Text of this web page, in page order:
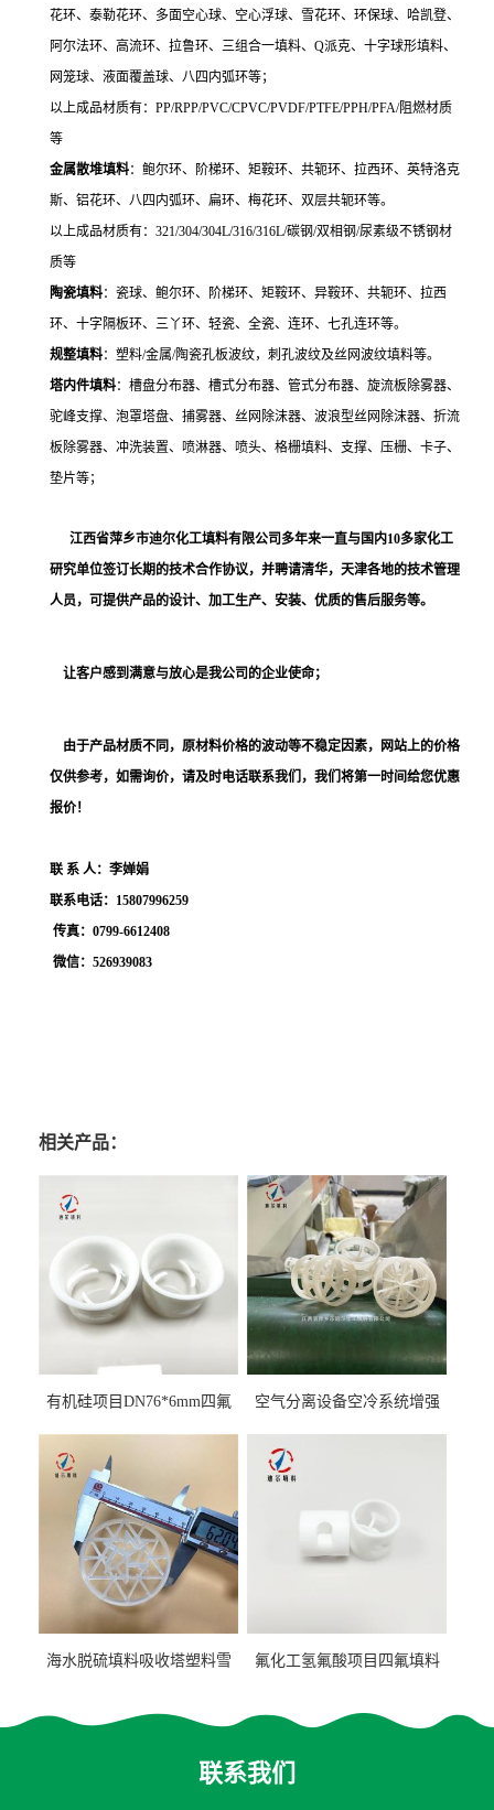
花环、 泰勒花环、 多面空心球、 空心浮球、雪花环、环保球、哈凯登、
阿尔法环、高流环、拉鲁环、三组合一填料、 Q派克、 十字球形填料、
网笼球、液面覆盖球、八四内弧环等；
以上成品材质有： PP/RPP/PVC/CPVC/PVDF/PTFE/PPH/PFA/阻燃材质
等
金属散堆填料：鲍尔环、阶梯环、矩鞍环、共轭环、拉西环、英特洛克
斯、铝花环、八四内弧环、扁环、梅花环、双层共轭环等。
以上成品材质有： 321/304/304L/316/316L/碳钢/双相钢/尿素级不锈钢材
质等
陶瓷填料： 瓷球、 鲍尔环、阶梯环、矩鞍环、异鞍环、共轭环、拉西
环、十字隔板环、三丫环、轻瓷、全瓷、连环、七孔连环等。
规整填料：塑料/金属/陶瓷孔板波纹，刺孔波纹及丝网波纹填料等。
塔内件填料：槽盘分布器、槽式分布器、管式分布器、旋流板除雾器、
驼峰支撑、泡罩塔盘、捕雾器、丝网除沫器、波浪型丝网除沫器、 折流
板除雾器、冲洗装置、喷淋器、喷头、 格栅填料、支撑、压栅、卡子、
垫片等；
江西省萍乡市迪尔化工填料有限公司多年来一直与国内10多家化工
研究单位签订长期的技术合作协议，并聘请清华，天津各地的技术管理
人员， 可提供产品的设计、加工生产、安装、优质的售后服务等。
让客户感到满意与放心是我公司的企业使命；
由于产品材质不同，原材料价格的波动等不稳定因素，网站上的价格
仅供参考，如需询价，请及时电话联系我们，我们将第一时间给您优惠
报价！
联 系 人：李婵娟
联系电话： 15807996259
传真： 0799-6612408
微信： 526939083
相关产品：
有机硅项目DN76*6mm四氟
空气分离设备空冷系统增强
海水脱硫填料吸收塔塑料雪
氟化工氢氟酸项目四氟填料
蚀
联系我们